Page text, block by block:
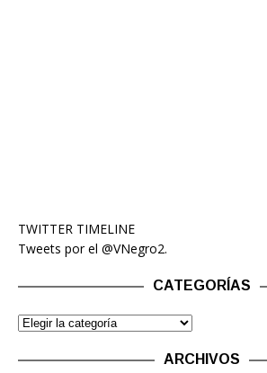
TWITTER TIMELINE
Tweets por el @VNegro2.
CATEGORÍAS
ARCHIVOS